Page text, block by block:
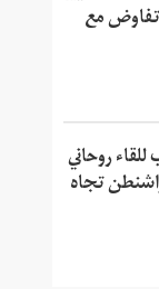
تفاوض مع
روحاني
تجاه